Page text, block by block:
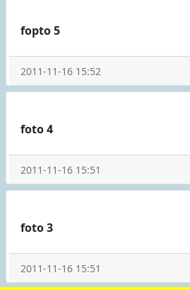
fopto 5
2011-11-16 15:52
foto 4
2011-11-16 15:51
foto 3
2011-11-16 15:51